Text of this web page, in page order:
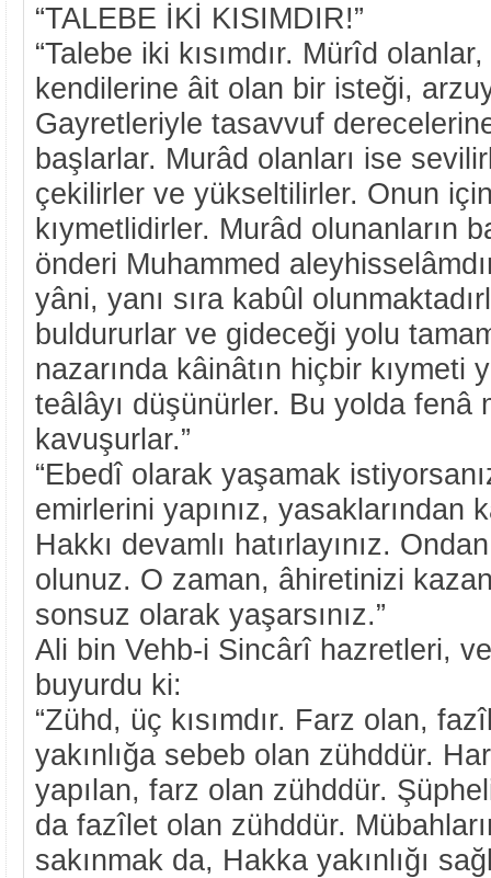
“TALEBE İKİ KISIMDIR!”
“Talebe iki kısımdır. Mürîd
kendilerine âit olan bir isteği,
Gayretleriyle tasavvuf
başlarlar. Murâd olanları ise
çekilirler ve yükseltilirler. Onun
kıymetlidirler. Murâd olunanların
önderi Muhammed
yâni, yanı sıra kabûl
buldururlar ve gideceği yolu
nazarında kâinâtın hiçbir kıymeti
teâlâyı düşünürler. Bu yolda fenâ
kavuşurlar.”
“Ebedî olarak yaşamak
emirlerini yapınız, yasaklarından
Hakkı devamlı hatırlayınız.
olunuz. O zaman, âhiretinizi
sonsuz olarak yaşarsınız.”
Ali bin Vehb-i Sincârî hazretleri,
buyurdu ki:
“Zühd, üç kısımdır. Farz olan,
yakınlığa sebeb olan zühddür.
yapılan, farz olan zühddür.
da fazîlet olan zühddür.
sakınmak da, Hakka yakınlığı